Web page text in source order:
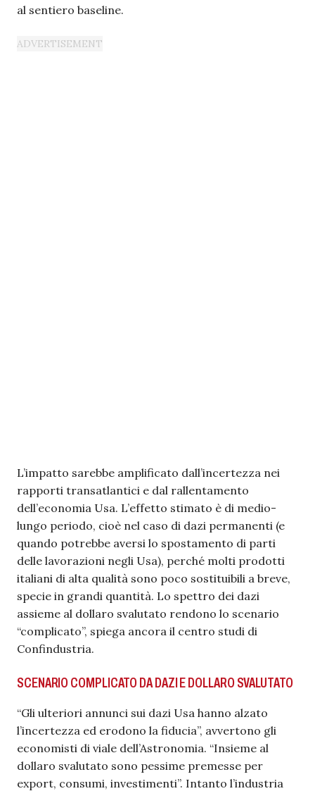
al sentiero baseline.
L’impatto sarebbe amplificato dall’incertezza nei
rapporti transatlantici e dal rallentamento
dell’economia Usa. L’effetto stimato è di medio-
lungo periodo, cioè nel caso di dazi permanenti (e
quando potrebbe aversi lo spostamento di parti
delle lavorazioni negli Usa), perché molti prodotti
italiani di alta qualità sono poco sostituibili a breve,
specie in grandi quantità. Lo spettro dei dazi
assieme al dollaro svalutato rendono lo scenario
“complicato”, spiega ancora il centro studi di
Confindustria.
SCENARIO COMPLICATO DA DAZI E DOLLARO SVALUTATO
“Gli ulteriori annunci sui dazi Usa hanno alzato
l’incertezza ed erodono la fiducia”, avvertono gli
economisti di viale dell’Astronomia. “Insieme al
dollaro svalutato sono pessime premesse per
export, consumi, investimenti”. Intanto l’industria